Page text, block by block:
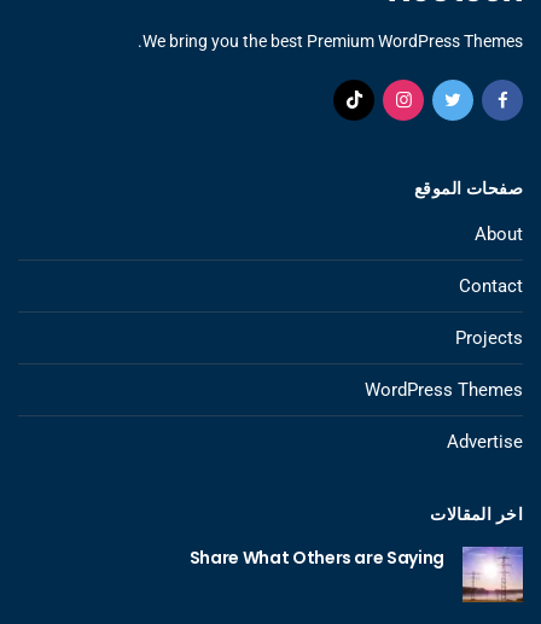
We bring you the best Premium WordPress Themes.
صفحات الموقع
About
Contact
Projects
WordPress Themes
Advertise
اخر المقالات
Share What Others are Saying